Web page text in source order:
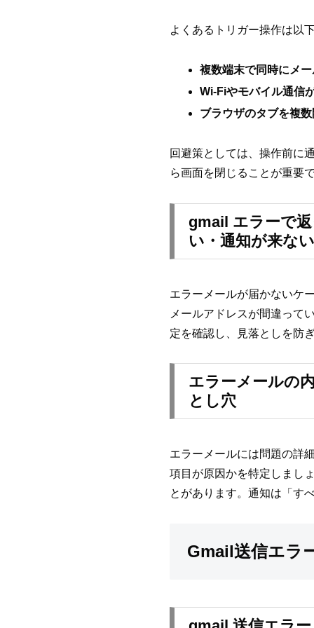
よくあるトリガー操作は以
複数端末で同時にメ
Wi-Fiやモバイル通信
ブラウザのタブを複
回避策としては、操作前に
ら画面を閉じることが重要
gmail エラーで
い・通知が来な
エラーメールが届かないケ
メールアドレスが間違って
定を確認し、見落としを防
エラーメールの
とし穴
エラーメールには問題の詳
項目が原因かを特定しまし
とがあります。通知は「す
Gmail送信エラ